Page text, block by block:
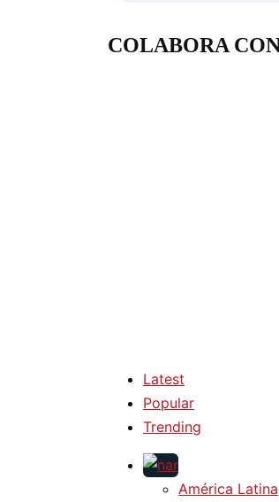
COLABORA
Latest
Popular
Trending
América Latina